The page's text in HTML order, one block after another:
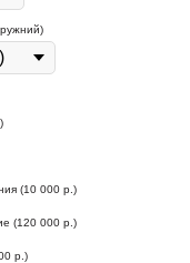
(10 000 р.)
(120 000 р.)
р.)